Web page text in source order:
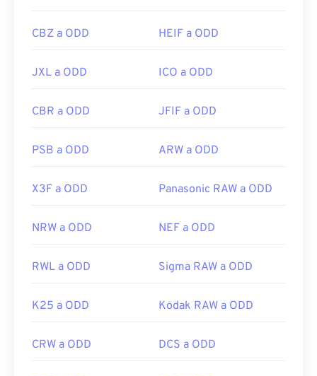
CBZ a ODD HEIF a ODD
JXL a ODD ICO a ODD
CBR a ODD JFIF a ODD
PSB a ODD ARW a ODD
X3F a ODD Panasonic RAW a ODD
NRW a ODD NEF a ODD
RWL a ODD Sigma RAW a ODD
K25 a ODD Kodak RAW a ODD
CRW a ODD DCS a ODD